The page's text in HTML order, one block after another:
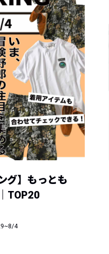
グ】もっとも
TOP20
4